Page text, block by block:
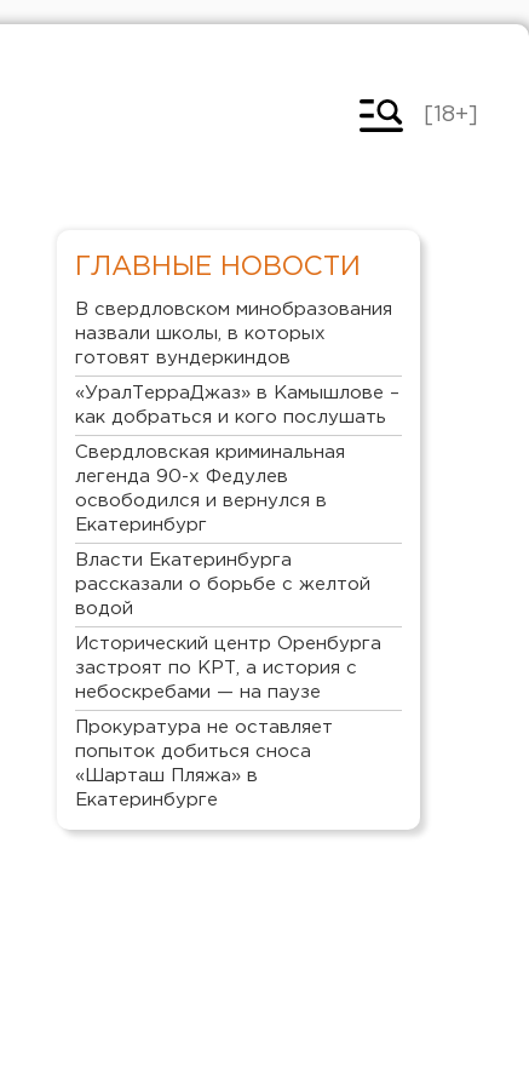
[18+]
ГЛАВНЫЕ НОВОСТИ
В свердловском минобразования
назвали школы, в которых
готовят вундеркиндов
«УралТерраДжаз» в Камышлове –
как добраться и кого послушать
Свердловская криминальная
легенда 90-х Федулев
освободился и вернулся в
Екатеринбург
Власти Екатеринбурга
рассказали о борьбе с желтой
водой
Исторический центр Оренбурга
застроят по КРТ, а история с
небоскребами — на паузе
Прокуратура не оставляет
попыток добиться сноса
«Шарташ Пляжа» в
Екатеринбурге